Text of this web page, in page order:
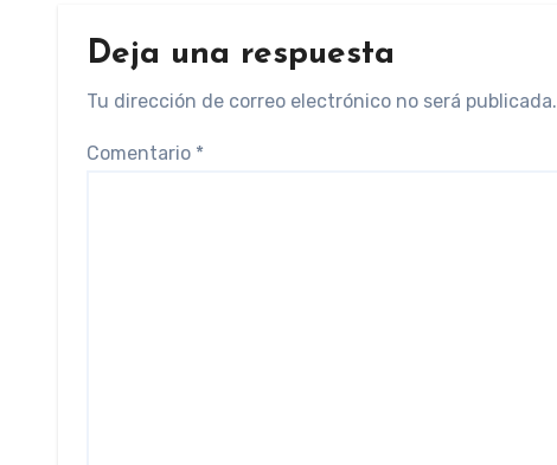
Deja una respuesta
Tu dirección de correo electrónico no será publicada.
Comentario *